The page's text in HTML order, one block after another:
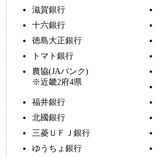
滋賀銀行
十六銀行
徳島大正銀行
トマト銀行
農協(JAバンク)
※近畿2府4県
福井銀行
北國銀行
三菱ＵＦＪ銀行
ゆうちょ銀行